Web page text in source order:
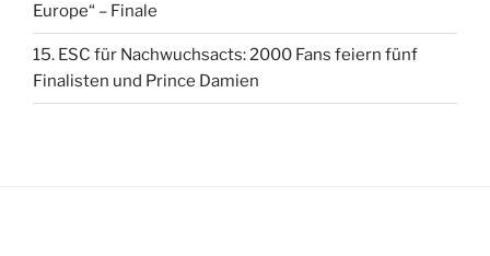
Europe“ – Finale
15. ESC für Nachwuchsacts: 2000 Fans feiern fünf
Finalisten und Prince Damien